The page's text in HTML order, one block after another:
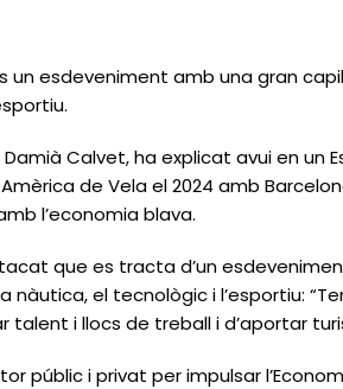
un esdeveniment amb una gran
Calvet, ha explicat avui en
de Vela el 2024 amb
l’economia blava.
que es tracta d’un
nàutica, el tecnològic i l’esportiu:
talent i llocs de treball i d’aportar
públic i privat per impulsar